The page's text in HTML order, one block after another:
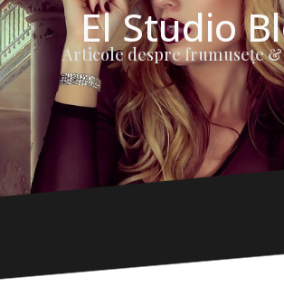
El Studio
Articole despre frumuseţe